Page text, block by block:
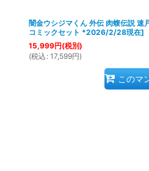
闇金ウシジマくん 外伝 肉蝮伝説 速
コミックセット *2026/2/28現在]
15,999円(税別)
(税込 : 17,599円)
このマ